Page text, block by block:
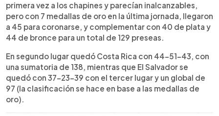
primera vez a los chapines y parecían inalcanzables,
pero con 7 medallas de oro en la última jornada, llegaron
a 45 para coronarse, y complementar con 40 de plata y
44 de bronce para un total de 129 preseas.
En segundo lugar quedó Costa Rica con 44-51-43, con
una sumatoria de 138, mientras que El Salvador se
quedó con 37-23-39 con el tercer lugar y un global de
97 (la clasificación se hace en base a las medallas de
oro).